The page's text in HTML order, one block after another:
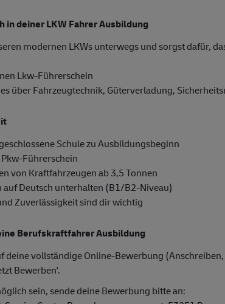
in deiner LKW Fahrer Ausbildung
modernen LKWs unterwegs und sorgst dafür,
Lkw-Führerschein
über Fahrzeugtechnik, Güterverladung,
Schule zu Ausbildungsbeginn
Führerschein
von Kraftfahrzeugen ab 3,5 Tonnen
auf Deutsch unterhalten (B1/B2-Niveau)
Zuverlässigkeit sind dir wichtig
Berufskraftfahrer Ausbildung
deine vollständige Online-Bewerbung
Bewerben'.
sein, sende deine Bewerbung bitte an: